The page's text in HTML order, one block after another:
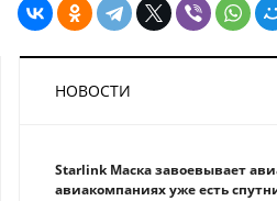
НОВОСТИ
Starlink Маска завоевывает
авиакомпаниях уже есть